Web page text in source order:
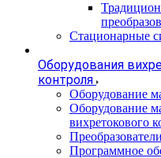
Стационарные
Оборудования
контроля
Оборудование
Оборудование
вихретокового
Программное